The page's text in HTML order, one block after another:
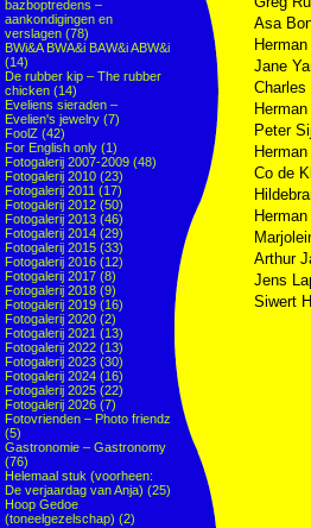
bazboptredens –
aankondigingen en
verslagen (78)
BWi&A BWA&i BAW&i ABW&i
(14)
De rubber kip – The rubber
chicken (14)
Eveliens sieraden –
Evelien's jewelry (7)
FoolZ (42)
For English only (1)
Fotogalerij 2007-2009 (48)
Fotogalerij 2010 (23)
Fotogalerij 2011 (17)
Fotogalerij 2012 (50)
Fotogalerij 2013 (46)
Fotogalerij 2014 (29)
Fotogalerij 2015 (33)
Fotogalerij 2016 (12)
Fotogalerij 2017 (8)
Fotogalerij 2018 (9)
Fotogalerij 2019 (16)
Fotogalerij 2020 (2)
Fotogalerij 2021 (13)
Fotogalerij 2022 (13)
Fotogalerij 2023 (30)
Fotogalerij 2024 (16)
Fotogalerij 2025 (22)
Fotogalerij 2026 (7)
Fotovrienden – Photo friendz
(5)
Gastronomie – Gastronomy
(76)
Helemaal stuk (voorheen:
De verjaardag van Anja) (25)
Hoop Gedoe
(toneelgezelschap) (2)
Asa
Jane
Peter
Co de
Arthur
Jens
Siwert